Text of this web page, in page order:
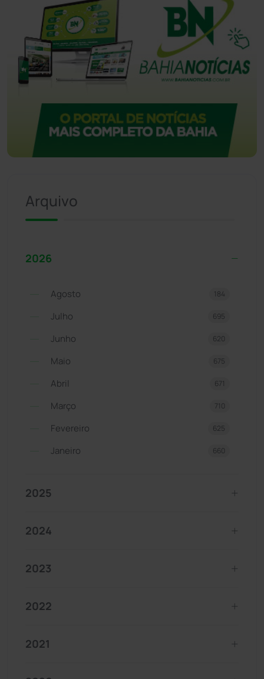
Arquivo
2026
Agosto 184
Julho 695
Junho 620
Maio 675
Abril 671
Março 710
Fevereiro 625
Janeiro 660
2025
2024
2023
2022
2021